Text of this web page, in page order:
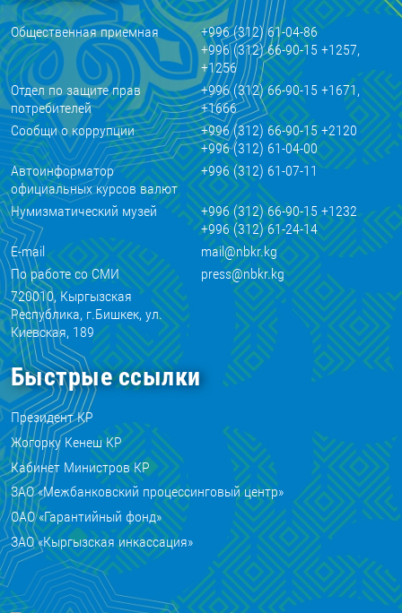
Общественная приемная
+996 (312) 61-04-86
+996 (312) 66-90-15 +1257,
+1256
Отдел по защите прав
потребителей
+996 (312) 66-90-15 +1671,
+1666
Сообщи о коррупции
+996 (312) 66-90-15 +2120
+996 (312) 61-04-00
Автоинформатор
официальных курсов валют
+996 (312) 61-07-11
Нумизматический музей
+996 (312) 66-90-15 +1232
+996 (312) 61-24-14
E-mail
mail@nbkr.kg
По работе со СМИ
press@nbkr.kg
720010, Кыргызская
Республика, г.Бишкек, ул.
Киевская, 189
Быстрые ссылки
Президент КР
Жогорку Кенеш КР
Кабинет Министров КР
ЗАО «Межбанковский процессинговый центр»
ОАО «Гарантийный фонд»
ЗАО «Кыргызская инкассация»